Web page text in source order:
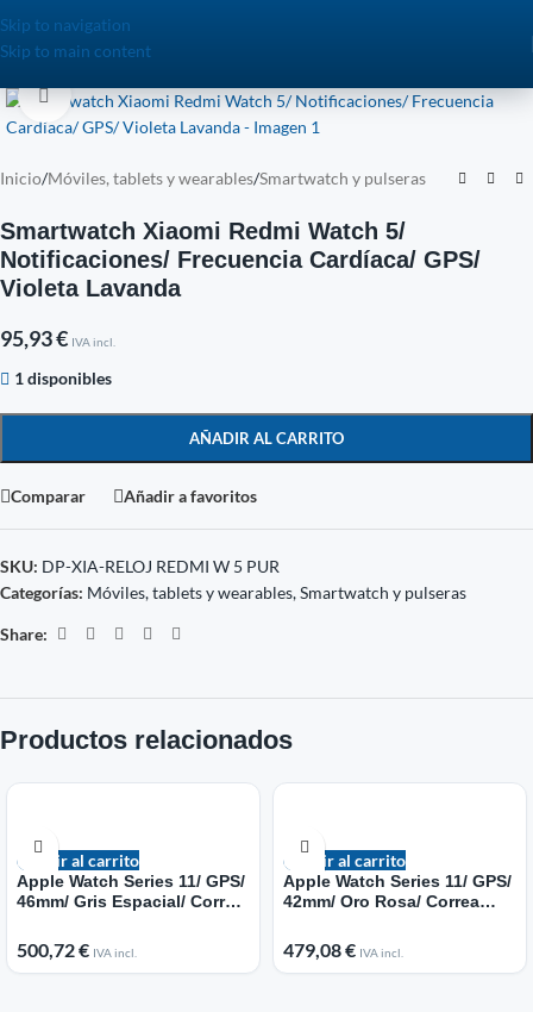
Skip to navigation
Skip to main content
Click to enlarge
Inicio/Móviles, tablets y wearables/Smartwatch y pulseras
Smartwatch Xiaomi Redmi Watch 5/
Notificaciones/ Frecuencia Cardíaca/ GPS/
Violeta Lavanda
95,93€ IVA incl.
1 disponibles
AÑADIR AL CARRITO
Comparar Añadir a favoritos
SKU: DP-XIA-RELOJ REDMI W 5 PUR
Categorías: Móviles, tablets y wearables,Smartwatch y pulseras
Share:
Productos relacionados
Añadir al carrito
Apple Watch Series 11/ GPS/
46mm/ Gris Espacial/ Correa
500,72€ IVA incl.
Añadir al carrito
Apple Watch Series 11/ GPS/
42mm/ Oro Rosa/ Correa
479,08€ IVA incl.